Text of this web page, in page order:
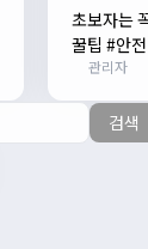
초보자는
꿀팁 #안전
관리자
검색